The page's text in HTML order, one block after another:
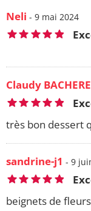
Neli - 9 mai 2024
Claudy BACHERE
très bon dessert
sandrine-j1 - 9
beignets de